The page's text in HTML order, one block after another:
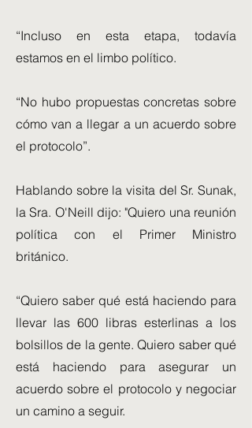
“Incluso en esta etapa, todavía
estamos en el limbo político.
“No hubo propuestas concretas sobre
cómo van a llegar a un acuerdo sobre
el protocolo”.
Hablando sobre la visita del Sr. Sunak,
la Sra. O'Neill dijo: "Quiero una reunión
política con el Primer Ministro
británico.
“Quiero saber qué está haciendo para
llevar las 600 libras esterlinas a los
bolsillos de la gente. Quiero saber qué
está haciendo para asegurar un
acuerdo sobre el protocolo y negociar
un camino a seguir.